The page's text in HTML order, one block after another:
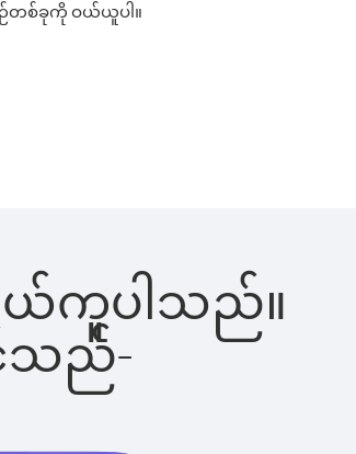
ဉ်တစ်ခုကို ဝယ်ယူပါ။
လွယ်ကူပါသည်။
သည်-